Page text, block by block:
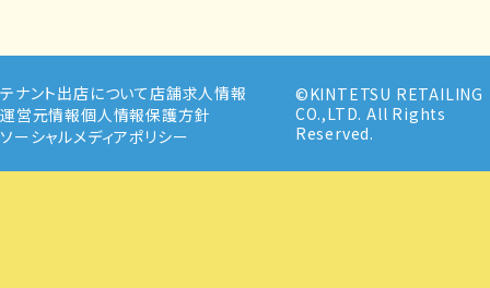
テナント出店について 店舗求人情報
運営元情報個人情報保護方針
ソーシャルメディアポリシー
©KINTETSU RETAILING
CO.,LTD. All Rights
Reserved.